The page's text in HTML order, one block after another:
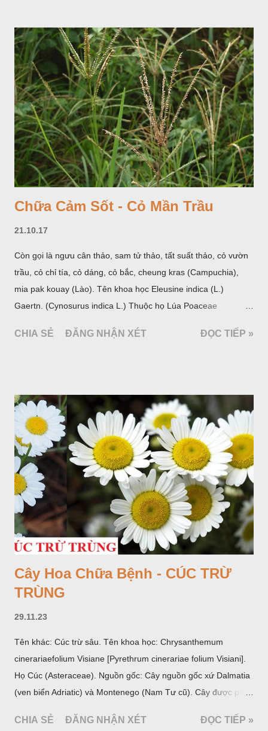
cá. Hoa nở về mùa hạ vào các tháng 5-8. (Hình dưới).
Chữa Cảm Sốt - Cỏ Mần Trầu
21.10.17
Còn gọi là ngưu cân thảo, sam tử thảo, tất suất thảo, cỏ vườn
trầu, cỏ chỉ tía, cỏ dáng, cỏ bắc, cheung kras (Campuchia),
mia pak kouay (Lào). Tên khoa học Eleusine indica (L.)
Gaertn. (Cynosurus indica L.) Thuộc họ Lúa Poaceae
CHIA SẺ ĐĂNG NHẬN XÉT ĐỌC TIẾP »
Cây Hoa Chữa Bệnh - CÚC TRỪ
TRÙNG
29.11.23
Tên khác: Cúc trừ sâu. Tên khoa học: Chrysanthemum
cinerariaefolium Visiane [Pyrethrum cinerariae folium Visiani].
Họ Cúc (Asteraceae). Nguồn gốc: Cây nguồn gốc xứ Dalmatia
(ven biển Adriatic) và Montenego (Nam Tư cũ). Cây được phân
trồng để khai thác: Pháp, Nga, Đức, Nam Tư (cũ), sau lan
CHIA SẺ ĐĂNG NHẬN XÉT ĐỌC TIẾP »